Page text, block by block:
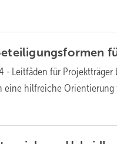
- Leitfäden für
eine hilfreiche